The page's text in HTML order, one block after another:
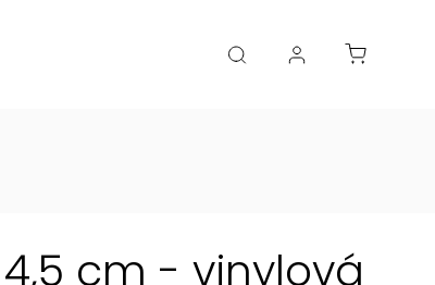
Boxy, dózy, kořenky, skleničky Akce
4,5 cm - vinylová